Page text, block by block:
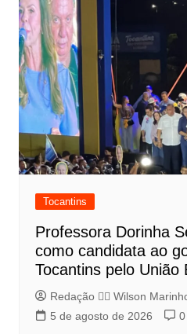
Tocantins
Professora Dorinha
como candidata ao
Tocantins pelo União
Redação 👨‍⚖️​ Wilson
5 de agosto de 2026
0